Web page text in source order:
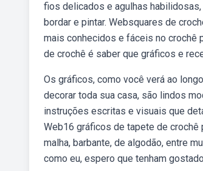
fios delicados e agulhas
bordar e pintar. Websquares de
mais conhecidos e fáceis no crochê
de crochê é saber que gráficos e
Os gráficos, como você verá ao
decorar toda sua casa, são lindos
instruções escritas e visuais que
Web16 gráficos de tapete de
malha, barbante, de algodão, entre
como eu, espero que tenham